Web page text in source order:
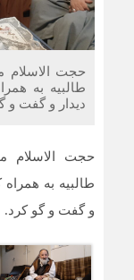
حجت الاسلام
طالبیه به
دیدار و گفت و
حجت الاسلام
طالبیه به همراه
و گفت و گو کرد.